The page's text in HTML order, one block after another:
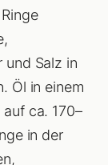
und Salz in
Öl in einem
ca. 170–
in der